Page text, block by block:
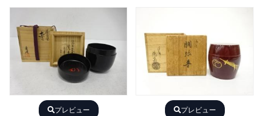
プレビュー プレビュー